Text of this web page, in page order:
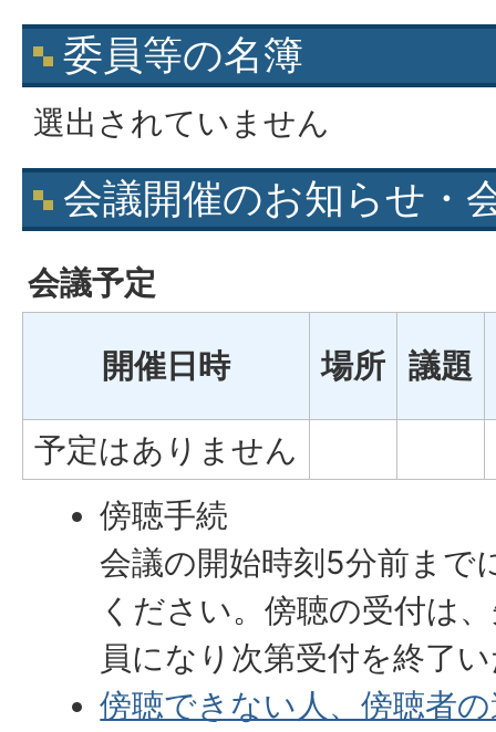
委員等の名簿
選出されていません
会議開催のお知らせ・
会議予定
開催日時 場所 議題
予定はありません
傍聴手続
会議の開始時刻5分前まで
ください。傍聴の受付は
員になり次第受付を終了
傍聴できない人、傍聴者